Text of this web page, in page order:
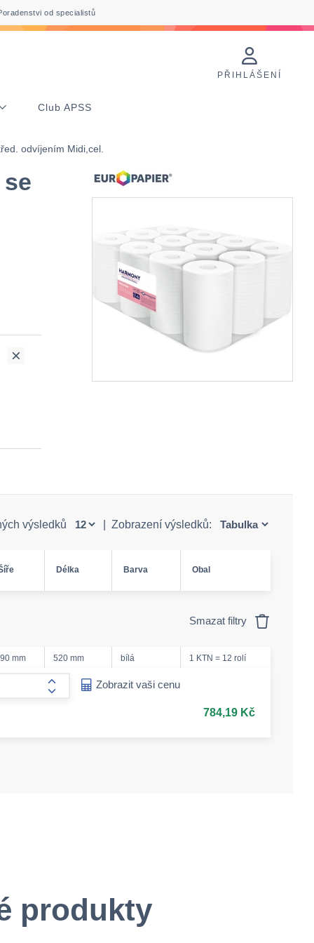
od specialistů
PŘIHLÁŠENÍ
Club APSS
odvíjením Midi,cel.
se
výsledků Zobrazení výsledků:
Délka Barva Obal
Smazat filtry
mm 520 mm bílá 1 KTN = 12 rolí
form.increase-amount
Zobrazit vaši cenu
784,19 Kč
produkty